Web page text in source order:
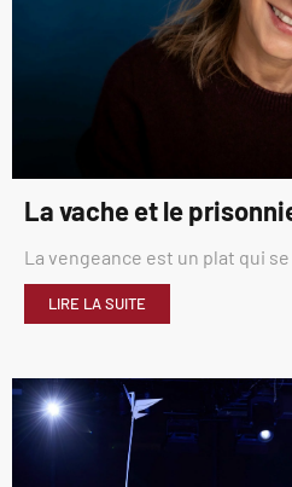
La vache et le
La vengeance est un plat qui
LIRE LA SUITE